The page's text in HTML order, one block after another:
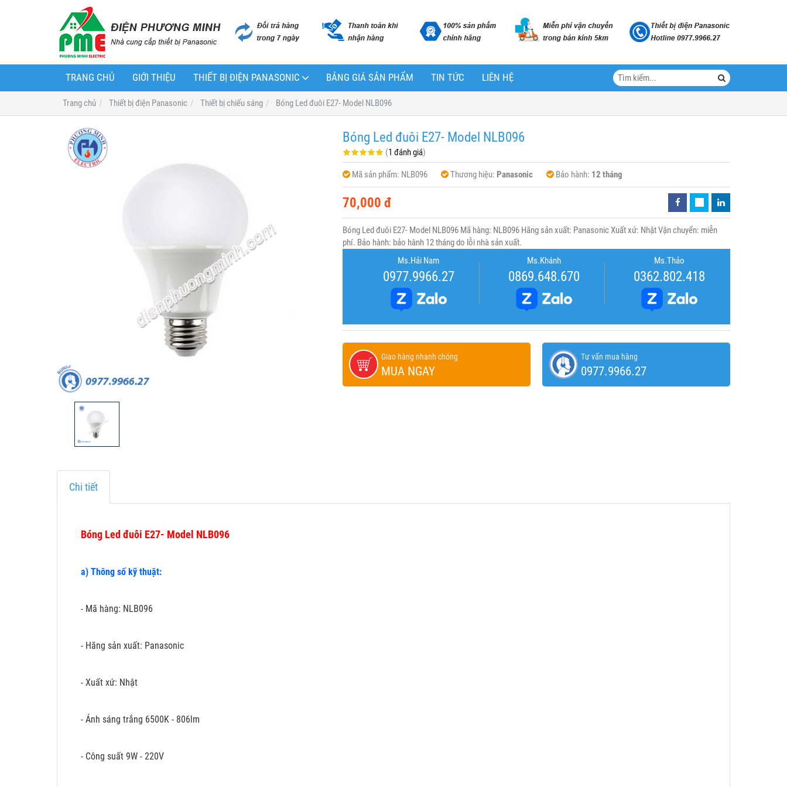
TRANG CHỦ GIỚI THIỆU THIẾT BỊ ĐIỆN PANASONIC BẢNG GIÁ SẢN PHẨM TIN TỨC LIÊN HỆ
Trang chủ Thiết bị điện Panasonic Thiết bị chiếu sáng Bóng Led đuôi E27- Model NLB096
Bóng Led đuôi E27- Model NLB096
(1 đánh giá)
Mã sản phẩm: NLB096 Thương hiệu: Panasonic Bảo hành: 12 tháng
70,000 đ
Bóng Led đuôi E27- Model NLB096 Mã hàng: NLB096 Hãng sản xuất: Panasonic Xuất xứ: Nhật Vận chuyển: miễn
phí. Bảo hành: bảo hành 12 tháng do lỗi nhà sản xuất.
Ms.Hải Nam
0977.9966.27
Ms.Khánh
0869.648.670
Ms.Thảo
0362.802.418
Giao hàng nhanh chóng
MUA NGAY
Tư vấn mua hàng
0977.9966.27
Chi tiết
Bóng Led đuôi E27- Model NLB096
a) Thông số kỹ thuật:
- Mã hàng: NLB096
- Hãng sản xuất: Panasonic
- Xuất xứ: Nhật
- Ánh sáng trắng 6500K - 806lm
- Công suất 9W - 220V